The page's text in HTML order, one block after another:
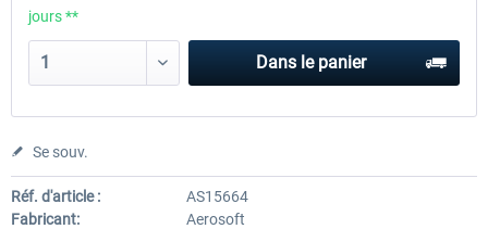
jours **
Dans le panier
Se souv.
Réf. d'article :
AS15664
Fabricant:
Aerosoft